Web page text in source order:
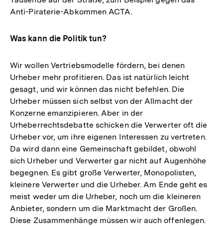
Anti-Piraterie-Abkommen ACTA.
Was kann die Politik tun?
Wir wollen Vertriebsmodelle fördern, bei denen
Urheber mehr profitieren. Das ist natürlich leicht
gesagt, und wir können das nicht befehlen. Die
Urheber müssen sich selbst von der Allmacht der
Konzerne emanzipieren. Aber in der
Urheberrechtsdebatte schicken die Verwerter oft die
Urheber vor, um ihre eigenen Interessen zu vertreten.
Da wird dann eine Gemeinschaft gebildet, obwohl
sich Urheber und Verwerter gar nicht auf Augenhöhe
begegnen. Es gibt große Verwerter, Monopolisten,
kleinere Verwerter und die Urheber. Am Ende geht es
meist weder um die Urheber, noch um die kleineren
Anbieter, sondern um die Marktmacht der Großen.
Diese Zusammenhänge müssen wir auch offenlegen.